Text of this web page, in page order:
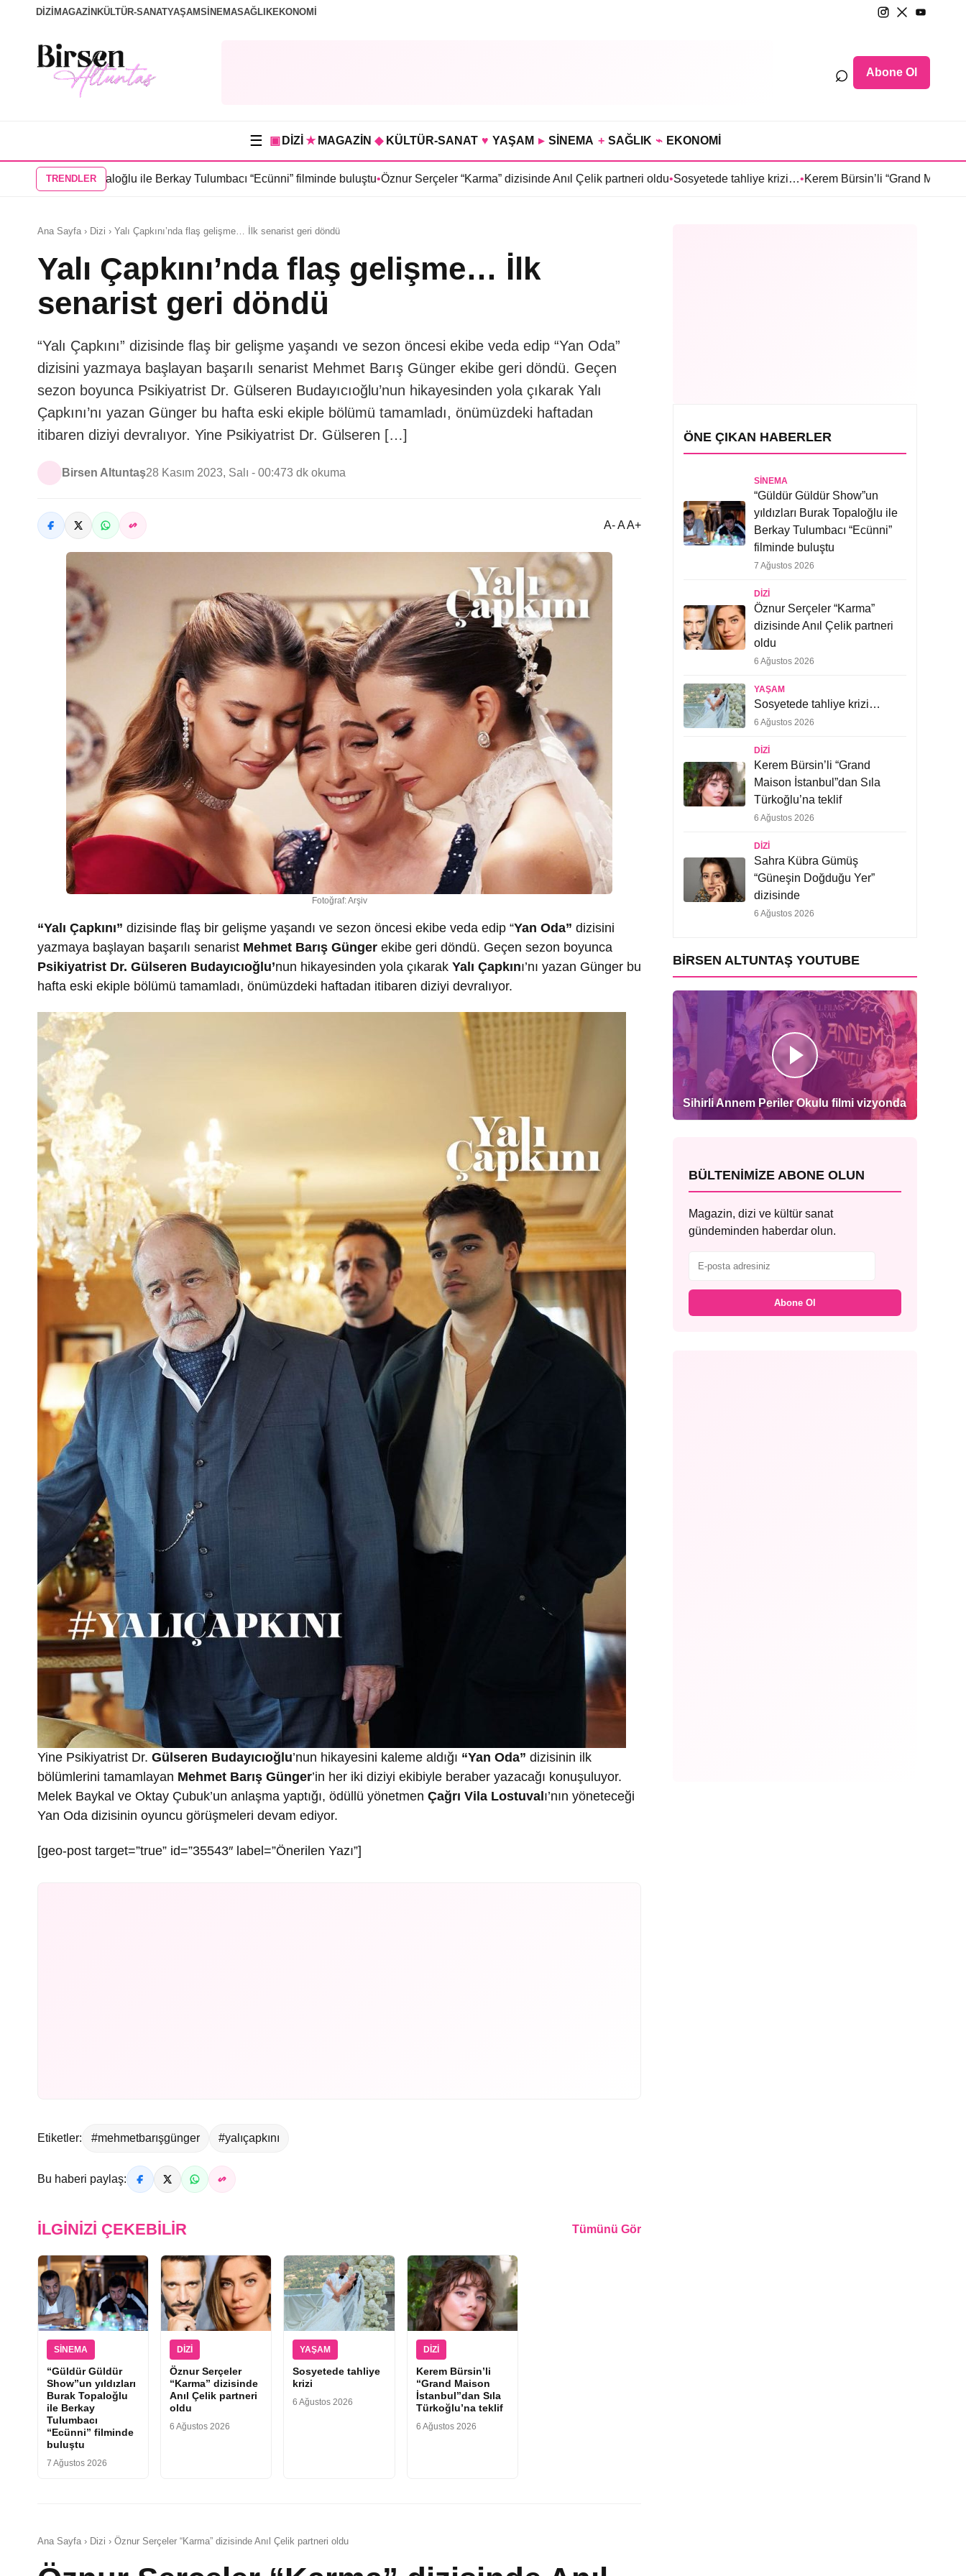
DİZİ MAGAZİN KÜLTÜR-SANATYAŞAMSİNEMASAĞLIKEKONOMİ
⌕ Abone Ol
☰ ▣ DİZİ ★ MAGAZİN ◆ KÜLTÜR-SANAT ♥ YAŞAM ▸ SİNEMA + SAĞLIK ⌁ EKONOMİ
TRENDLER
Topaloğlu ile Berkay Tulumbacı “Ecünni” filminde buluştu•Öznur Serçeler “Karma” dizisinde Anıl Çelik partneri oldu• Sosyetede tahliye krizi… •Kerem Bürsin’li “Grand Maison İstanbul”dan
Ana Sayfa › Dizi › Yalı Çapkını’nda flaş gelişme… İlk senarist geri döndü
Yalı Çapkını’nda flaş gelişme… İlk
senarist geri döndü
“Yalı Çapkını” dizisinde flaş bir gelişme yaşandı ve sezon öncesi ekibe veda edip “Yan Oda”
dizisini yazmaya başlayan başarılı senarist Mehmet Barış Günger ekibe geri döndü. Geçen
sezon boyunca Psikiyatrist Dr. Gülseren Budayıcıoğlu’nun hikayesinden yola çıkarak Yalı
Çapkını’nı yazan Günger bu hafta eski ekiple bölümü tamamladı, önümüzdeki haftadan
itibaren diziyi devralıyor. Yine Psikiyatrist Dr. Gülseren […]
Birsen Altuntaş28 Kasım 2023, Salı - 00:473 dk okuma
A- A A+
Fotoğraf: Arşiv
“Yalı Çapkını” dizisinde flaş bir gelişme yaşandı ve sezon öncesi ekibe veda edip “Yan Oda” dizisini
yazmaya başlayan başarılı senarist Mehmet Barış Günger ekibe geri döndü. Geçen sezon boyunca
Psikiyatrist Dr. Gülseren Budayıcıoğlu’nun hikayesinden yola çıkarak Yalı Çapkını’nı yazan Günger bu
hafta eski ekiple bölümü tamamladı, önümüzdeki haftadan itibaren diziyi devralıyor.
Yine Psikiyatrist Dr. Gülseren Budayıcıoğlu’nun hikayesini kaleme aldığı “Yan Oda” dizisinin ilk
bölümlerini tamamlayan Mehmet Barış Günger’in her iki diziyi ekibiyle beraber yazacağı konuşuluyor.
Melek Baykal ve Oktay Çubuk’un anlaşma yaptığı, ödüllü yönetmen Çağrı Vila Lostuvalı’nın yöneteceği
Yan Oda dizisinin oyuncu görüşmeleri devam ediyor.
[geo-post target=”true” id=”35543″ label=”Önerilen Yazı”]
Etiketler: #mehmetbarışgünger #yalıçapkını
Bu haberi paylaş:
İLGINIZI ÇEKEBILIR Tümünü Gör
SINEMA
“Güldür Güldür
Show”un yıldızları
Burak Topaloğlu
ile Berkay
Tulumbacı
“Ecünni” filminde
buluştu
7 Ağustos 2026
DIZI
Öznur Serçeler
“Karma” dizisinde
Anıl Çelik partneri
oldu
6 Ağustos 2026
YAŞAM
Sosyetede tahliye
krizi
6 Ağustos 2026
DIZI
Kerem Bürsin’li
“Grand Maison
İstanbul”dan Sıla
Türkoğlu’na teklif
6 Ağustos 2026
Ana Sayfa › Dizi › Öznur Serçeler “Karma” dizisinde Anıl Çelik partneri oldu
ÖNE ÇIKAN HABERLER
SINEMA
“Güldür Güldür Show”un
yıldızları Burak Topaloğlu ile
Berkay Tulumbacı “Ecünni”
filminde buluştu
7 Ağustos 2026
DIZI
Öznur Serçeler “Karma”
dizisinde Anıl Çelik partneri
oldu
6 Ağustos 2026
YAŞAM
Sosyetede tahliye krizi…
6 Ağustos 2026
DIZI
Kerem Bürsin’li “Grand
Maison İstanbul”dan Sıla
Türkoğlu’na teklif
6 Ağustos 2026
DIZI
Sahra Kübra Gümüş
“Güneşin Doğduğu Yer”
dizisinde
6 Ağustos 2026
BIRSEN ALTUNTAŞ YOUTUBE
Sihirli Annem Periler Okulu filmi vizyonda
BÜLTENIMIZE ABONE OLUN
Magazin, dizi ve kültür sanat
gündeminden haberdar olun.
Abone Ol